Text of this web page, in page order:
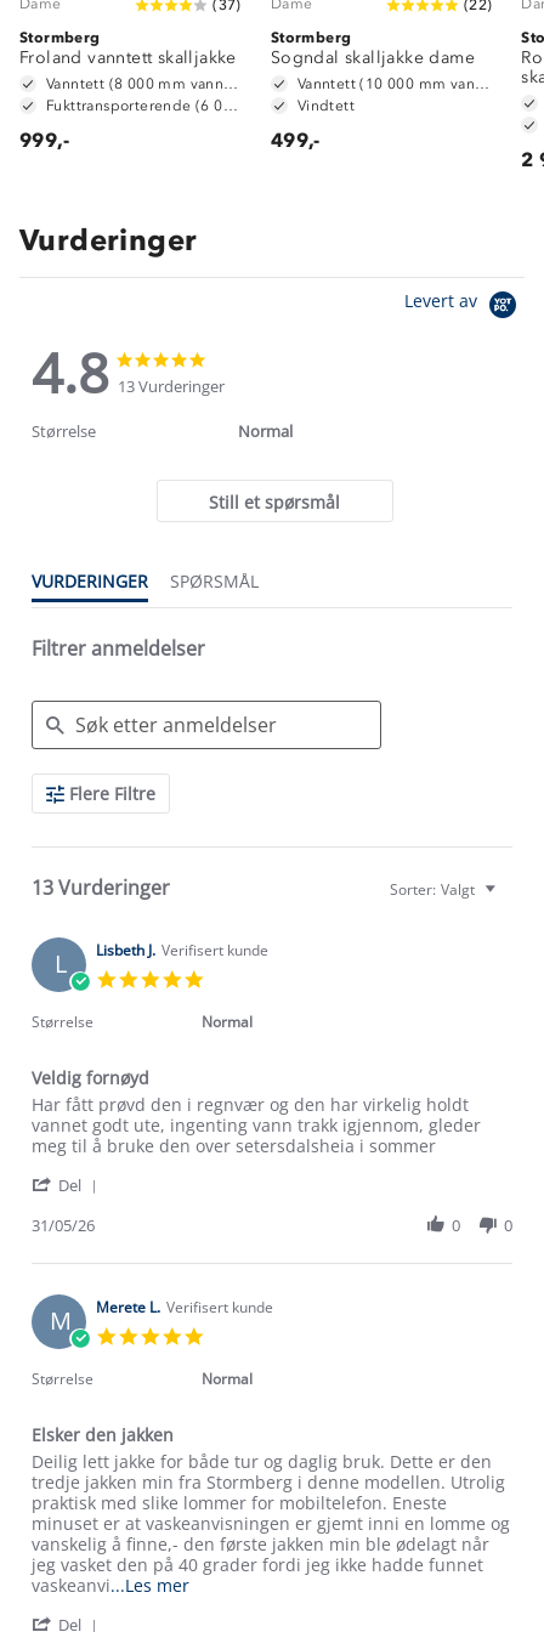
(37)
Stormberg
Froland vanntett skalljakke
999,-
(22)
Stormberg
Sogndal skalljakke dame
Vindtett
499,-
2
Vurderinger
Levert av
4.8
4.8
star
rating
star
rating
13 Vurderinger
Størrelse Normal
Still et spørsmål
VURDERINGER SPØRSMÅL
Filtrer anmeldelser
Search
ReviewsFlere Filtre
13 Vurderinger Sorter: Valgt
L Lisbeth J. Verifisert kunde
rating
Størrelse Normal
Veldig fornøyd
Review
by
Lisbeth
on
May
review
stating
Veldig
Har fått prøvd den i regnvær og den har virkelig holdt
vannet godt ute, ingenting vann trakk igjennom, gleder
meg til å bruke den over setersdalsheia i sommer
Del
Lisbeth
on
31
May
31/05/26 0 0
M Merete L. Verifisert kunde
rating
Størrelse Normal
Elsker den jakken
Review
by
Merete
L.
on
8
Mar
review
stating
Elsker
den
jakken
Deilig lett jakke for både tur og daglig bruk. Dette er den
tredje jakken min fra Stormberg i denne modellen. Utrolig
praktisk med slike lommer for mobiltelefon. Eneste
minuset er at vaskeanvisningen er gjemt inni en lomme og
vanskelig å finne,- den første jakken min ble ødelagt når
jeg vasket den på 40 grader fordi jeg ikke hadde funnet
vaskeanvi...Les merRead
Del